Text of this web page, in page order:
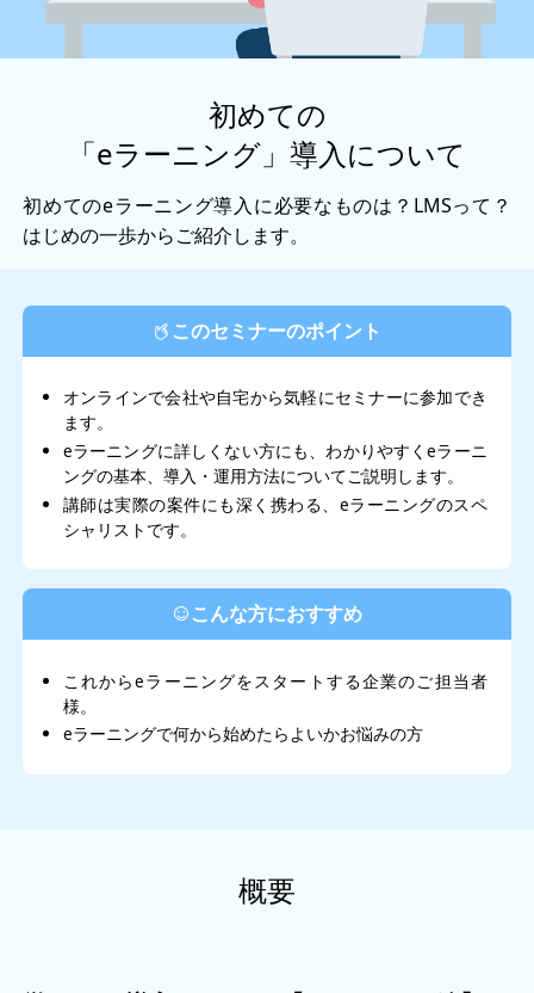
初めての
「eラーニング」導入について
初めてのeラーニング導入に必要なものは？LMSって？
はじめの一歩からご紹介します。
このセミナーのポイント
オンラインで会社や自宅から気軽にセミナーに参加でき
ます。
eラーニングに詳しくない方にも、わかりやすくeラーニ
ングの基本、導入・運用方法についてご説明します。
講師は実際の案件にも深く携わる、eラーニングのスペ
シャリストです。
こんな方におすすめ
これからeラーニングをスタートする企業のご担当者
様。
eラーニングで何から始めたらよいかお悩みの方
概要